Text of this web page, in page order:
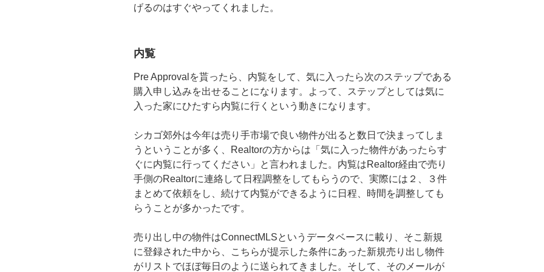
げるのはすぐやってくれました。
内覧
Pre Approvalを貰ったら、内覧をして、気に入ったら次のステップである
購入申し込みを出せることになります。よって、ステップとしては気に
入った家にひたすら内覧に行くという動きになります。
シカゴ郊外は今年は売り手市場で良い物件が出ると数日で決まってしま
うということが多く、Realtorの方からは「気に入った物件があったらす
ぐに内覧に行ってください」と言われました。内覧はRealtor経由で売り
手側のRealtorに連絡して日程調整をしてもらうので、実際には２、３件
まとめて依頼をし、続けて内覧ができるように日程、時間を調整しても
らうことが多かったです。
売り出し中の物件はConnectMLSというデータベースに載り、そこ新規
に登録された中から、こちらが提示した条件にあった新規売り出し物件
がリストでほぼ毎日のように送られてきました。そして、そのメールが